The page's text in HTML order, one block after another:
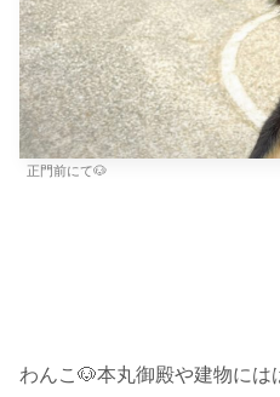
正門前にて🐶
わんこ🐶本丸御殿や建物に